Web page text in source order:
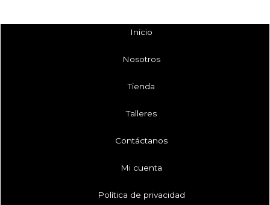
Inicio
Nosotros
Tienda
Talleres
Contáctanos
Mi cuenta
Política de privacidad